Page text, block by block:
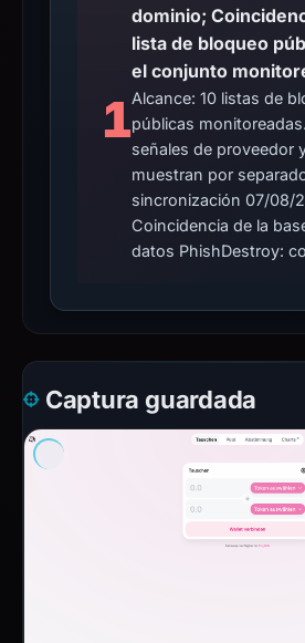
1
dominio;
lista de bloqueo
el conjunto
Alcance: 10 listas de
públicas
señales de proveedor
muestran por
sincronización 07/08/
Coincidencia de la
datos PhishDestroy:
Captura guardada